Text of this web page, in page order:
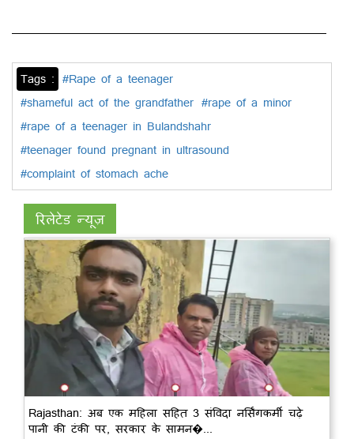
Tags : #Rape of a teenager
#shameful act of the grandfather #rape of a minor
#rape of a teenager in Bulandshahr
#teenager found pregnant in ultrasound
#complaint of stomach ache
रिलेटेड न्यूज़
Rajasthan: अब एक महिला सहित 3 संविदा नर्सिंगकर्मी चढ़े
पानी की टंकी पर, सरकार के सामन�...